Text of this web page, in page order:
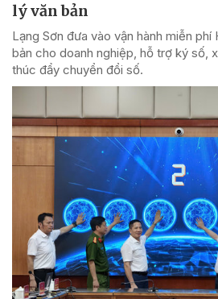
lý văn bản
Lạng Sơn đưa vào vận hành miễn phí
bản cho doanh nghiệp, hỗ trợ ký số,
thúc đẩy chuyển đổi số.